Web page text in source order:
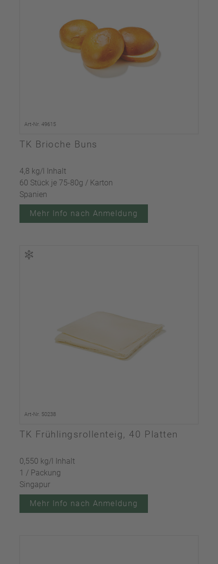
Art-Nr. 49615
TK Brioche Buns
4,8 kg/l Inhalt
60 Stück je 75-80g / Karton
Spanien
Mehr Info nach Anmeldung
Art-Nr. 50238
TK Frühlingsrollenteig, 40 Platten
0,550 kg/l Inhalt
1 / Packung
Singapur
Mehr Info nach Anmeldung